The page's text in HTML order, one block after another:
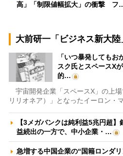
高」「制限値幅拡大」の衝撃 フ
大前研一「ビジネス新大
「いつ暴発しても
スク氏とスペースX
的…
宇宙開発企業「スペースX」の上
リリオネア）」となったイーロン・
【3メガバンクは純利益5兆円超
益続出の一方で、中小企業・…
急増する中国企業の“国籍ロンダ